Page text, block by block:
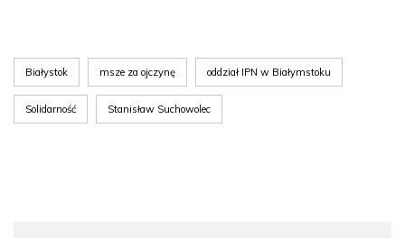
Białystok msze za ojczynę oddział IPN w Białymstoku
Solidarność Stanisław Suchowolec